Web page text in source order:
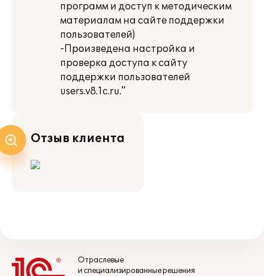
программ и доступ к методическим
материалам на сайте поддержки
пользователей)
-Произведена настройка и
проверка доступа к сайту
поддержки пользователей
users.v8.1c.ru."
Отзыв клиента
Отраслевые
и специализированные решения